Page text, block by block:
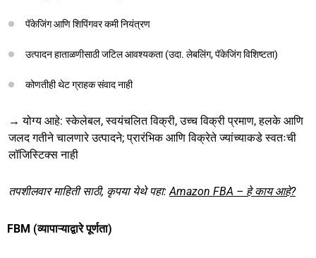
पॅकेजिंग आणि शिपिंगवर कमी नियंत्रण
उत्पादन हाताळणीसाठी जटिल आवश्यकता (उदा. लेबलिंग, पॅकेजिंग विशिष्टता)
कोणतीही थेट ग्राहक संवाद नाही
→ योग्य आहे: स्केलेबल, स्वयंचलित विक्री, उच्च विक्री प्रमाण, हलके आणि
जलद गतीने चालणारे उत्पादने; प्रारंभिक आणि विक्रेते ज्यांच्याकडे स्वतःची
लॉजिस्टिक्स नाही
तपशीलवार माहिती साठी, कृपया येथे पहा: Amazon FBA – हे काय आहे?
FBM (व्यापाऱ्याद्वारे पूर्णता)